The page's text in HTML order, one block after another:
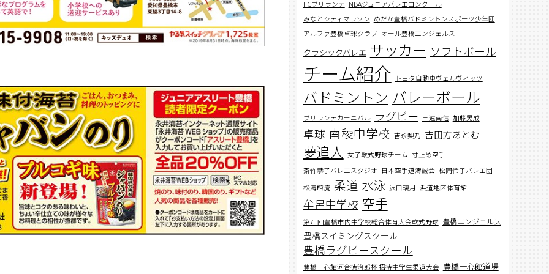
FCブリランテ NBAジュニアバレエコンクール
みなとシティマラソン めだか豊橋バドミントンスポーツ少年団
アルファ豊橋卓球クラブ オール豊橋エンジェルス
クラシックバレエ サッカー ソフトボール
チーム紹介 トヨタ自動車ヴェルヴィッツ
バドミントン バレーボール
ブリランテカーニバル ラグビー 三遠南信 加藤晃成
卓球 南稜中学校 吉永梨乃 吉田方あとむ
夢追人 女子軟式野球チーム 寸止め空手
斎竹恭子バレエスタジオ 日本空手道濤誠会 松岡怜子バレエ団
松濤館流 柔道 水泳 沢口璃月 浜道地区体育館
牟呂中学校 空手
第71回豊橋市内中学校総合体育大会軟式野球 豊橋エンジェルス
豊橋スイミングスクール
豊橋ラグビースクール
豊橋一心館河合徳治郎杯 招待中学生柔道大会 豊橋一心館道場